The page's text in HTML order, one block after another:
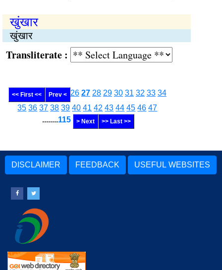
खुंखार
खुंखार
:
<< First << Prev < 26 27 28 29 30 31 32 33 34
35 36 37 38 39 40 41 42 43 44 45 46 47
........115 > Next >> Last >>
DISCLAIMER FEEDBACK USEFUL WEBSITES